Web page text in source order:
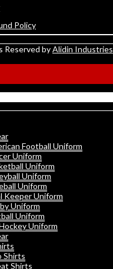
Policy
Reserved byAlidin Industries
Football Uniform
Uniform
Uniform
Uniform
Uniform
Keeper Uniform
Uniform
Uniform
Uniform
Shirts
Shirts